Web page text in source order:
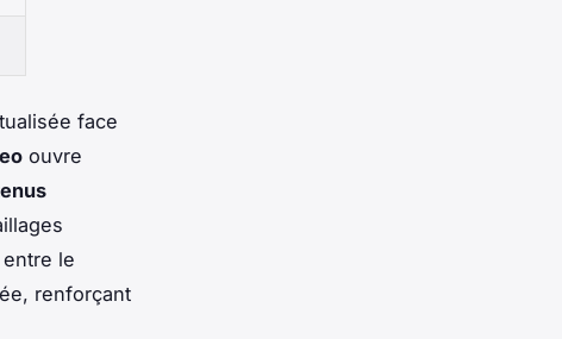
face
ouvre
le
renforçant